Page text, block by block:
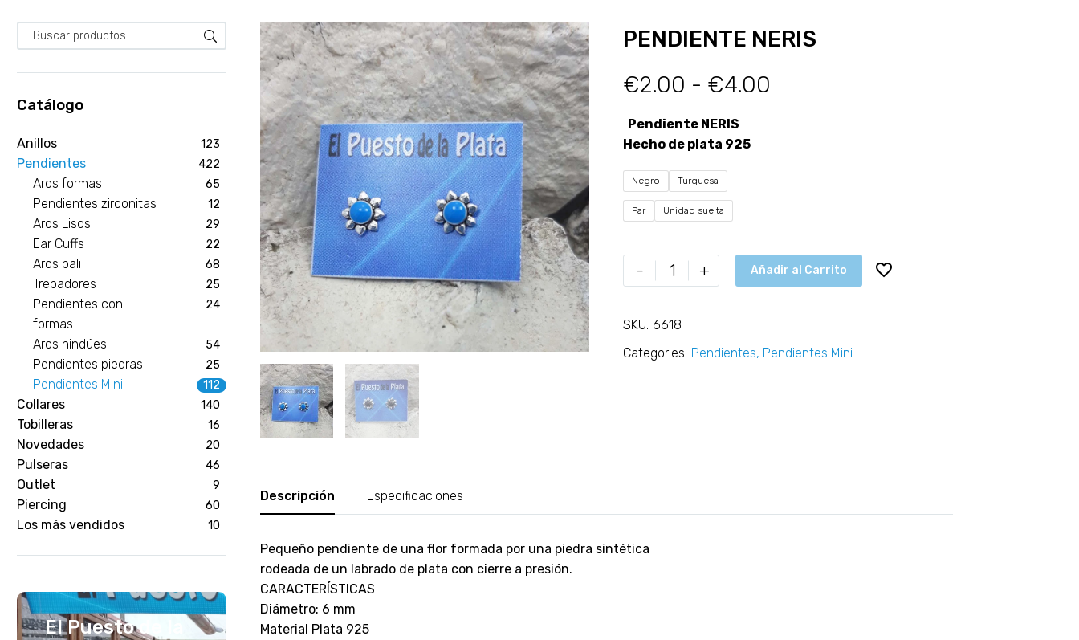
Catálogo
Anillos 123
Pendientes 422
Aros formas 65
Pendientes zirconitas 12
Aros Lisos 29
Ear Cuffs 22
Aros bali 68
Trepadores 25
Pendientes con
formas
24
Aros hindúes 54
Pendientes piedras 25
Pendientes Mini 112
Collares 140
Tobilleras 16
Novedades 20
Pulseras 46
Outlet 9
Piercing 60
Los más vendidos 10
El Puesto de la
PENDIENTE NERIS
€2.00 - €4.00
Pendiente NERIS
Hecho de plata 925
Negro Turquesa
Par Unidad suelta
- + Añadir al Carrito
SKU: 6618
Categories: Pendientes, Pendientes Mini
Descripción Especificaciones
Pequeño pendiente de una flor formada por una piedra sintética
rodeada de un labrado de plata con cierre a presión.
CARACTERÍSTICAS
Diámetro: 6 mm
Material Plata 925